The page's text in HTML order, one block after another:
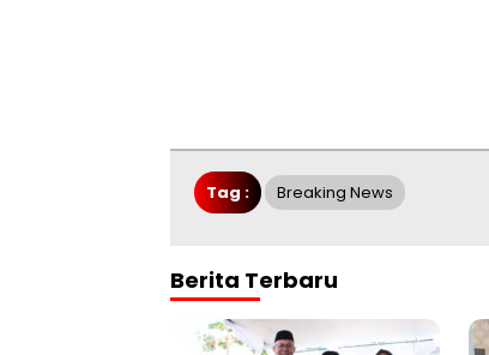
Tag : Breaking News
Berita Terbaru